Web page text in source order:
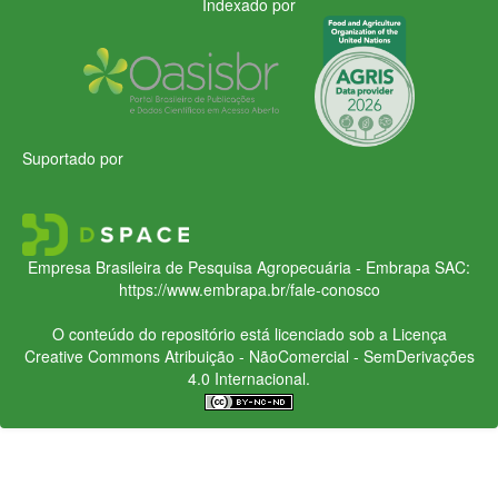
Suportado por
Empresa Brasileira de Pesquisa Agropecuária - Embrapa SAC:
https://www.embrapa.br/fale-conosco
O conteúdo do repositório está licenciado sob a Licença
Creative CommonsAtribuição - NãoComercial - SemDerivações
4.0 Internacional.